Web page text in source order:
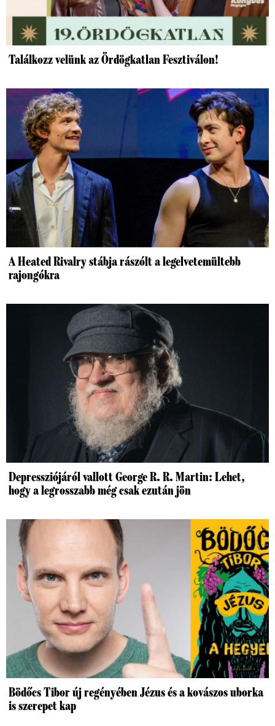
Találkozz velünk az Ördögkatlan Fesztiválon!
A Heated Rivalry stábja rászólt a legelvetemültebb
rajongókra
Depressziójáról vallott George R. R. Martin: Lehet,
hogy a legrosszabb még csak ezután jön
Bödőcs Tibor új regényében Jézus és a kovászos uborka
is szerepet kap